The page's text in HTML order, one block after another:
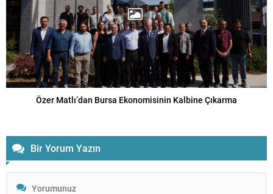
Özer Matlı’dan Bursa Ekonomisinin Kalbine Çıkarma
Bir Yorum Yazın